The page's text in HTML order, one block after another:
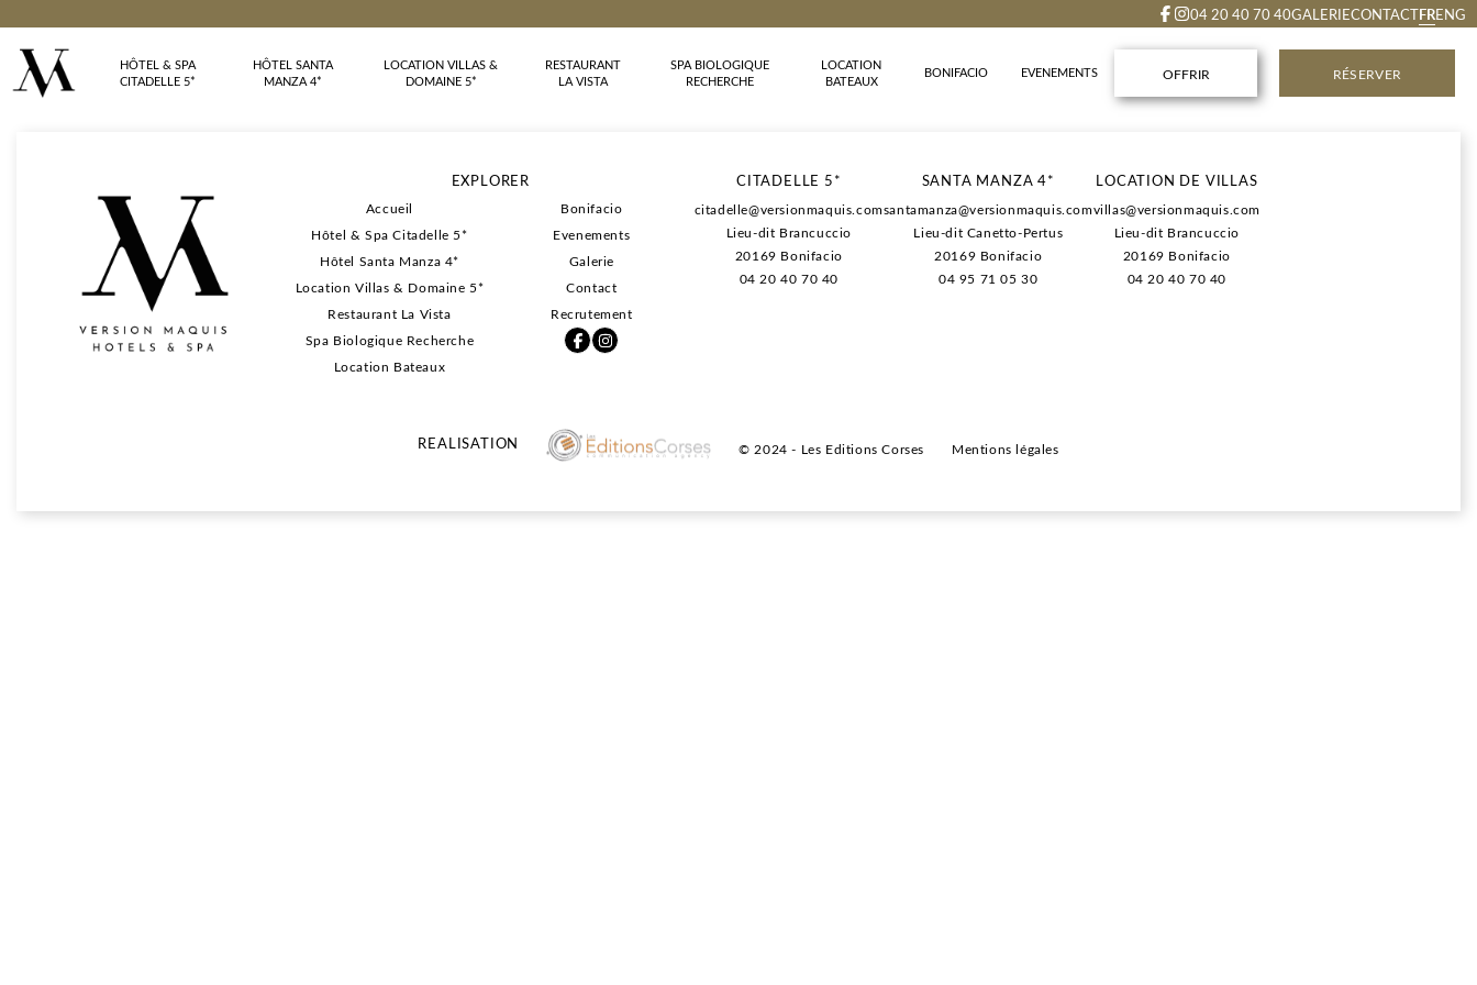
04 20 40 70 40GALERIECONTACTFRENG
HÔTEL & SPA
CITADELLE 5*
HÔTEL SANTA
MANZA 4*
LOCATION VILLAS &
DOMAINE 5*
RESTAURANT
LA VISTA
SPA BIOLOGIQUE
RECHERCHE
LOCATION
BATEAUX
BONIFACIO EVENEMENTS OFFRIR RÉSERVER
-13% sur l'hébergement.
-20% sur les petits déjeuners.
-20% sur les soins au SPA (lors de la réservation du séjour).
Des conditions de règlement et d'annulation plus flexibles.
EXPLORER
Accueil
Hôtel & Spa Citadelle 5*
Hôtel Santa Manza 4*
Location Villas & Domaine 5*
Restaurant La Vista
Spa Biologique Recherche
Location Bateaux
Bonifacio
Evenements
Galerie
Contact
Recrutement
CITADELLE 5*
citadelle@versionmaquis.com
Lieu-dit Brancuccio
20169 Bonifacio
04 20 40 70 40
SANTA MANZA 4*
santamanza@versionmaquis.com
Lieu-dit Canetto-Pertus
20169 Bonifacio
04 95 71 05 30
LOCATION DE VILLAS
villas@versionmaquis.com
Lieu-dit Brancuccio
20169 Bonifacio
04 20 40 70 40
REALISATION © 2024 - Les Editions Corses Mentions légales